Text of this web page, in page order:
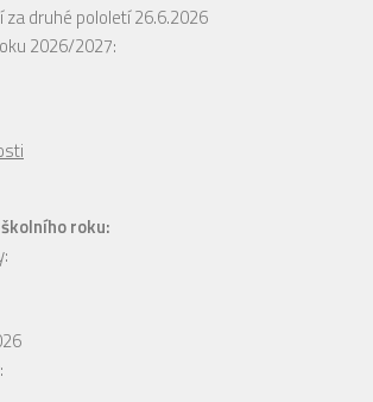
druhé pololetí 26.6.2026
2026/2027:
roku: